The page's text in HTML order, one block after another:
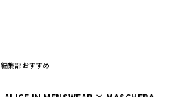
編集部おすすめ